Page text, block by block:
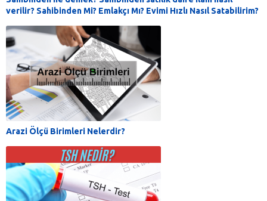
verilir? Sahibinden Mi? Emlakçı Mı? Evimi Hızlı Nasıl Satabilirim?
Arazi Ölçü Birimleri Nelerdir?